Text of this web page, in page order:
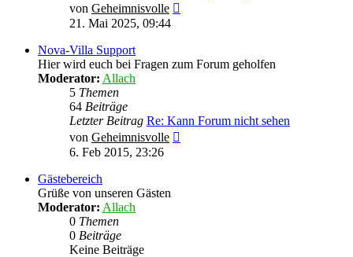
von Geheimnisvolle
21. Mai 2025, 09:44
Nova-Villa Support
Hier wird euch bei Fragen zum Forum geholfen
Moderator: Allach
5 Themen
64 Beiträge
Letzter Beitrag Re: Kann Forum nicht sehen
von Geheimnisvolle
6. Feb 2015, 23:26
Gästebereich
Grüße von unseren Gästen
Moderator: Allach
0 Themen
0 Beiträge
Keine Beiträge